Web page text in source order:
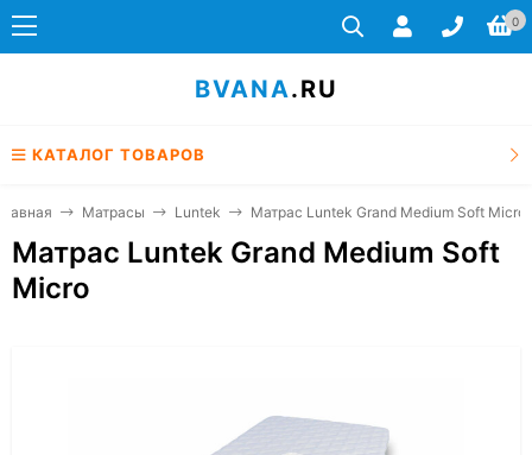
0
BVANA.RU
КАТАЛОГ ТОВАРОВ
Матрасы Luntek Матрас Luntek Grand Medium Soft Micro
Матрас Luntek Grand Medium Soft
Micro